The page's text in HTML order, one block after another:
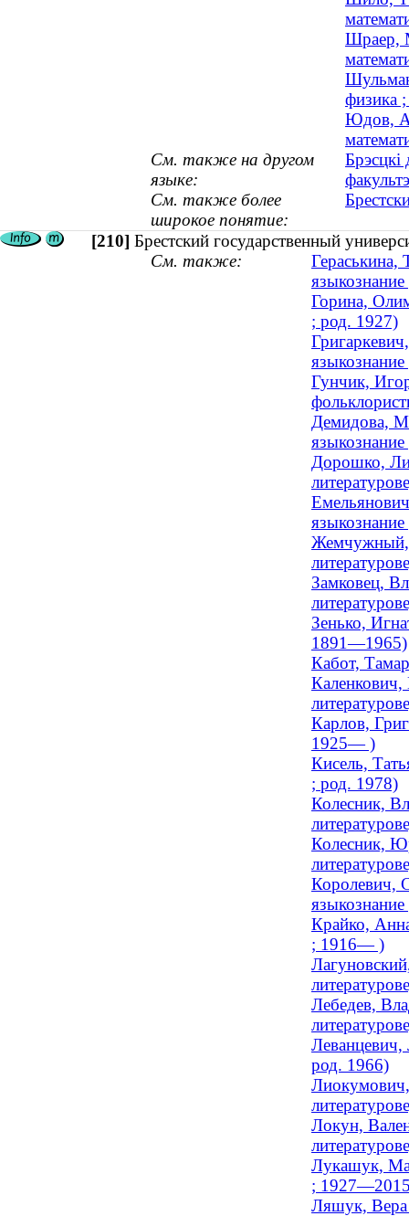
Шраер,
физика
Юдов,
См. также на другом
языке:
См. также более
широкое понятие:
[210] Брестский государственный
См. также:
Гераськина,
Горина,
; род. 1927)
Гунчик,
Демидова,
Дорошко,
Жемчужный,
Замковец,
Зенько,
1891—1965)
Кабот,
Каленкович,
Карлов,
1925— )
Кисель,
; род. 1978)
Колесник,
Колесник,
Королевич,
Крайко,
; 1916— )
Лебедев,
Леванцевич,
род. 1966)
Локун,
Лукашук,
;
Ляшук, Вера